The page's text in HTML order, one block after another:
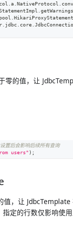
零的值，让
置后会影响后续所有查询
users" ) ;
，让 JdbcTemplate
定的行数仅影响使